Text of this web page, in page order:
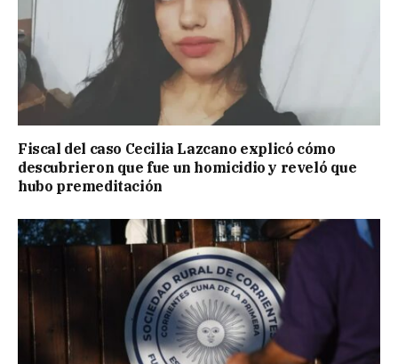
Fiscal del caso Cecilia Lazcano explicó cómo
descubrieron que fue un homicidio y reveló que
hubo premeditación